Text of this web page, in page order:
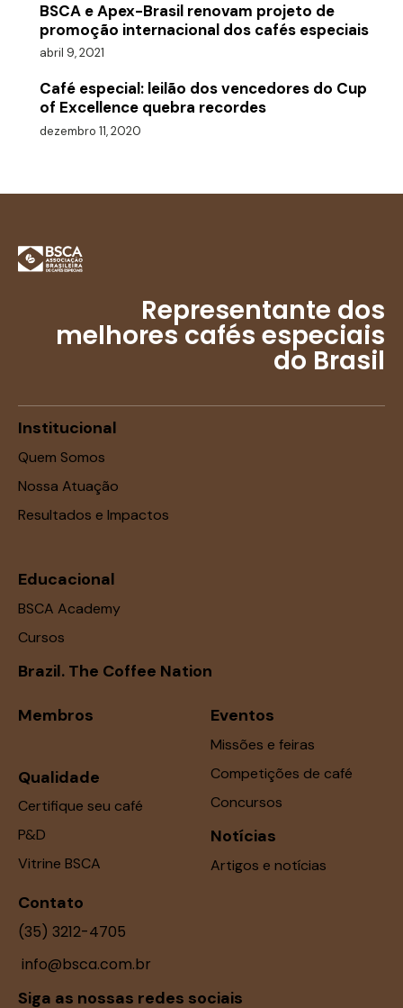
BSCA e Apex-Brasil renovam projeto de
promoção internacional dos cafés especiais
abril 9, 2021
Café especial: leilão dos vencedores do Cup
of Excellence quebra recordes
dezembro 11, 2020
Representante dos
melhores cafés especiais
do Brasil
Institucional
Quem Somos
Nossa Atuação
Resultados e Impactos
Educacional
BSCA Academy
Cursos
Brazil. The Coffee Nation
Membros
Qualidade
Certifique seu café
P&D
Vitrine BSCA
Eventos
Missões e feiras
Competições de café
Concursos
Notícias
Artigos e notícias
Contato
(35) 3212-4705
info@bsca.com.br
Siga as nossas redes sociais